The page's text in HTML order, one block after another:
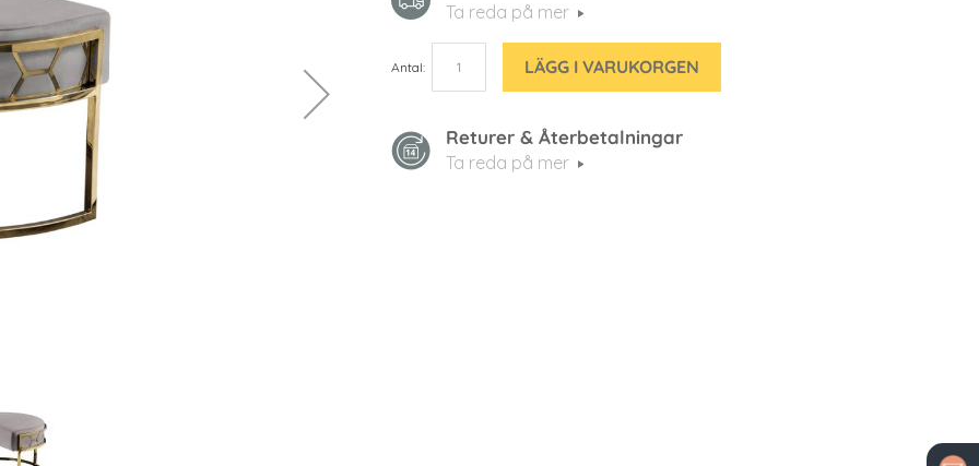
Ta reda på mer
Antal LÄGG I VARUKORGEN
Returer & Återbetalningar
Ta reda på mer